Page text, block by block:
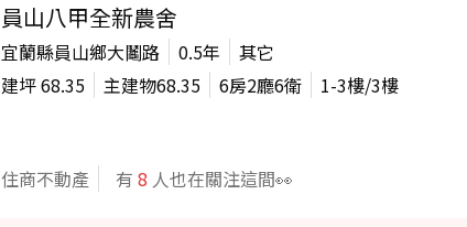
員山八甲全新農舍
宜蘭縣員山鄉大鬮路 0.5年
其它
建坪68.35 主建物68.35 6房2廳6衛 1-3樓/3樓
住商不動產 有 8 人也在關注這間👀